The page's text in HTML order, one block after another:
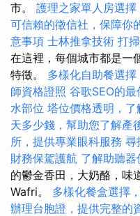
市。 護理之家單人房選
可信賴的徵信社，保障你
意事項 士林推拿技術 打
在這裡，每個城市都是一
特徵。 多樣化自助餐選
師資格證照 谷歌SEO的最
水部位 塔位價格透明，
天多少錢，幫助您了解產
所，提供專業眼科服務 尋
財務保駕護航 了解助聽器
的鬱金香田，大奶酪，味
Wafri。 多樣化餐盒選擇
辦理台胞證，提供完整的